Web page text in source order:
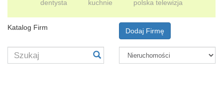
dentysta
kuchnie polska telewizja
Katalog Firm Dodaj Firmę